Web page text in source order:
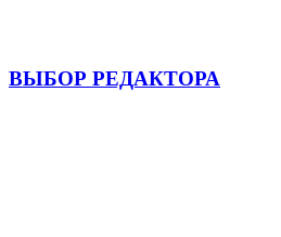
ВЫБОР РЕДАКТОРА